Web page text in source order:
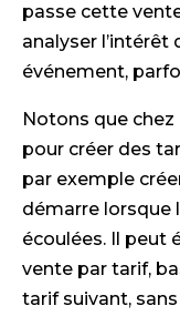
passe cette
analyser l’intérêt
événement,
Notons que
pour créer des
par exemple
démarre lorsque
écoulées. Il peut
vente par tarif,
tarif suivant,